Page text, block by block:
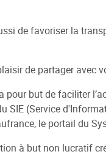
de favoriser la
de partager avec
pour but de faciliter
SIE (Service
le portail du
à but non lucratif